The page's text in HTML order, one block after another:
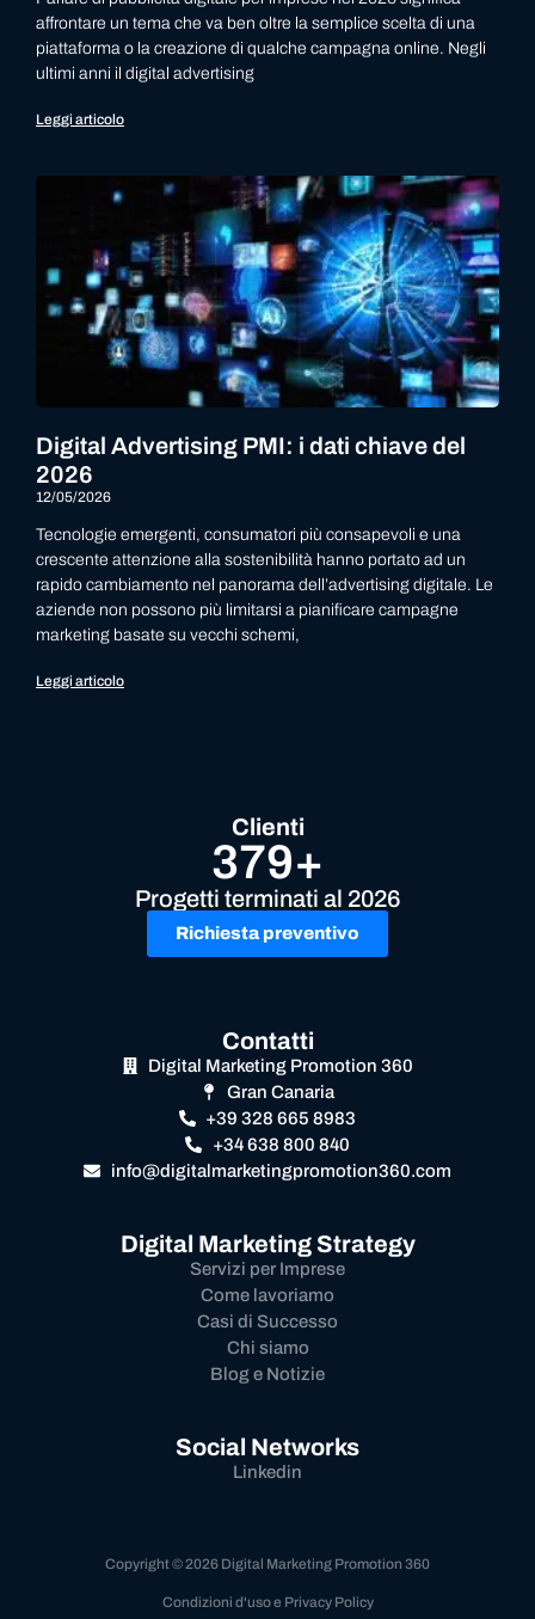
affrontare un tema che va ben oltre la semplice scelta di una
piattaforma o la creazione di qualche campagna online. Negli
ultimi anni il digital advertising
Leggi articolo
Digital Advertising PMI: i dati chiave del
2026
12/05/2026
Tecnologie emergenti, consumatori più consapevoli e una
crescente attenzione alla sostenibilità hanno portato ad un
rapido cambiamento nel panorama dell’advertising digitale. Le
aziende non possono più limitarsi a pianificare campagne
marketing basate su vecchi schemi,
Leggi articolo
Clienti
379+
Progetti terminati al 2026
Richiesta preventivo
Contatti
Digital Marketing Promotion 360
Gran Canaria
+39 328 665 8983
+34 638 800 840
info@digitalmarketingpromotion360.com
Digital Marketing Strategy
Servizi per Imprese
Come lavoriamo
Casi di Successo
Chi siamo
Blog e Notizie
Social Networks
Linkedin
Copyright © 2026 Digital Marketing Promotion 360
Condizioni d'uso e Privacy Policy